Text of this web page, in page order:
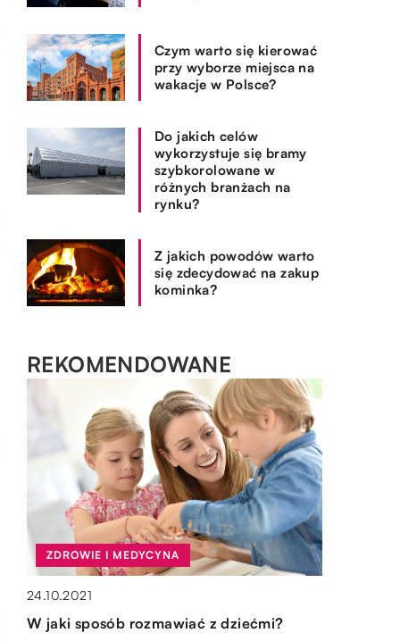
Czym warto się kierować
przy wyborze miejsca na
wakacje w Polsce?
Do jakich celów
wykorzystuje się bramy
szybkorolowane w
różnych branżach na
rynku?
Z jakich powodów warto
się zdecydować na zakup
kominka?
REKOMENDOWANE
OGRÓD I DOM
15.10.2019
ZDROWIE I MEDYCYNA
24.10.2021
W jaki sposób rozmawiać z dziećmi?
SPOSÓB ŻYCIA I STYL
23.12.2022
Metamorfoza ze stylistką – dla kogo
SPOSÓB ŻYCIA I STYL
15.03.2021
Czy dzieci powinny nosić czapki?